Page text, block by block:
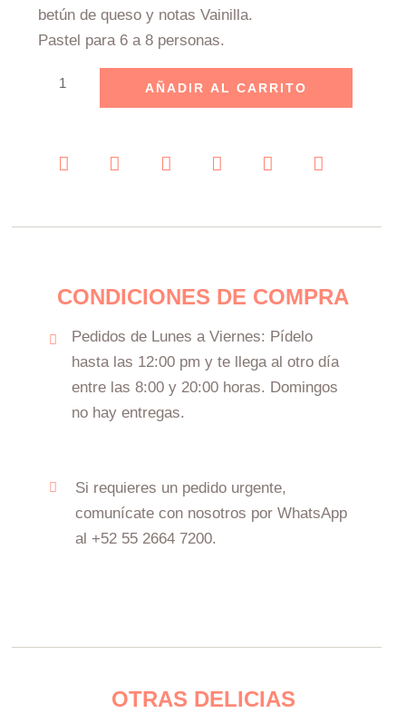
betún de queso y notas Vainilla.
Pastel para 6 a 8 personas.
Pastel
AÑADIR AL CARRITO
CONDICIONES DE COMPRA
Pedidos de Lunes a Viernes: Pídelo
hasta las 12:00 pm y te llega al otro día
entre las 8:00 y 20:00 horas. Domingos
no hay entregas.
Si requieres un pedido urgente,
comunícate con nosotros por WhatsApp
al +52 55 2664 7200.
OTRAS DELICIAS